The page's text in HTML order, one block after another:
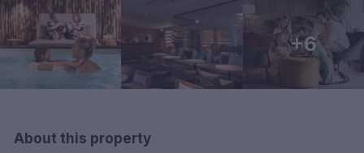
Göteborg
Hele Danmark
+6
About this property